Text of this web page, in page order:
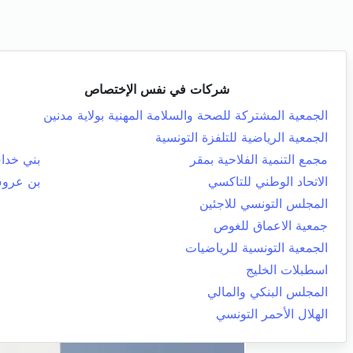
شركات في نفس الإختصاص
الجمعية المشتركة للصحة والسلامة المهنية بولاية مدنين
الجمعية الرياضية للتلفزة التونسية
مجمع التنمية الفلاحية بمقر
بني
الاتحاد الوطني للتاكسي
بن
المجلس التونسي للاجئين
جمعية الاعماق للغوص
الجمعية التونسية للرياضيات
اسطبلات الخليج
المجلس البنكي والمالي
الهلال الأحمر التونسي